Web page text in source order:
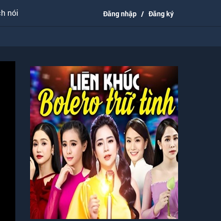
nói Đăng nhập / Đăng ký